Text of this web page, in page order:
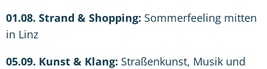
01.08. Strand & Shopping: Sommerfeeling mitten
in Linz
05.09. Kunst & Klang: Straßenkunst, Musik und